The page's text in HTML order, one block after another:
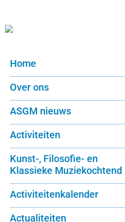
Home
Over ons
ASGM nieuws
Activiteiten
Kunst-, Filosofie- en
Klassieke Muziekochtend
Activiteitenkalender
Actualiteiten